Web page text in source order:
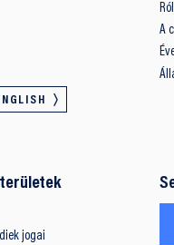
A
területek
jogai